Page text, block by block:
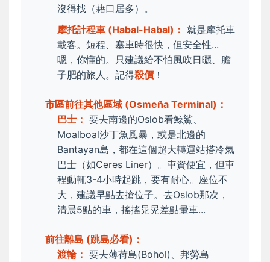
沒得找（藉口居多）。
摩托計程車 (Habal-Habal)： 就是摩托車
載客。短程、塞車時很快，但安全性...
嗯，你懂的。只建議給不怕風吹日曬、膽
子肥的旅人。記得殺價 ！
市區前往其他區域 (Osmeña Terminal)：
巴士： 要去南邊的Oslob看鯨鯊、
Moalboal沙丁魚風暴，或是北邊的
Bantayan島，都在這個超大轉運站搭冷氣
巴士（如Ceres Liner）。車資便宜，但車
程動輒3-4小時起跳，要有耐心。座位不
大，建議早點去搶位子。去Oslob那次，
清晨5點的車，搖搖晃晃差點暈車...
前往離島 (跳島必看)：
渡輪： 要去薄荷島(Bohol)、邦勞島